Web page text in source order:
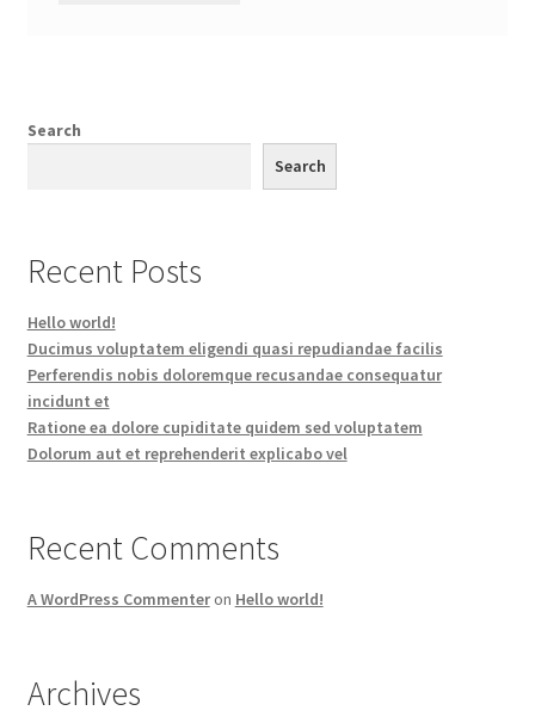
Search
Search
Recent Posts
Hello world!
Ducimus voluptatem eligendi quasi repudiandae facilis
Perferendis nobis doloremque recusandae consequatur
incidunt et
Ratione ea dolore cupiditate quidem sed voluptatem
Dolorum aut et reprehenderit explicabo vel
Recent Comments
A WordPress Commenteron Hello world!
Archives